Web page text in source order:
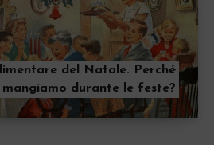
del Natale. Perché
mangiamo durante le feste?